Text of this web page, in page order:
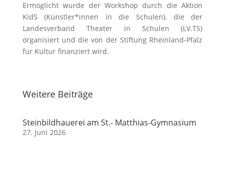
Ermöglicht wurde der Workshop durch die Aktion
KidS (Künstler*innen in die Schulen), die der
Landesverband Theater in Schulen (LV.TS)
organisiert und die von der Stiftung Rheinland-Pfalz
für Kultur finanziert wird.
Weitere Beiträge
Steinbildhauerei am St.- Matthias-Gymnasium
27. Juni 2026